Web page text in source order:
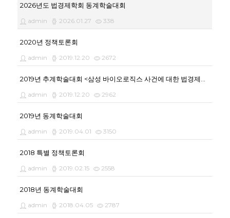
2026년도 법경제학회 동계학술대회
admin 2026.01.27 338
2020년 정책토론회
admin 2019.12.20 2672
admin 2019.12.20 2962
2019년 동계학술대회
admin 2019.04.01 3150
2018 특별 정책토론회
admin 2019.02.15 2558
2018년 동계학술대회
admin 2018.04.05 2787